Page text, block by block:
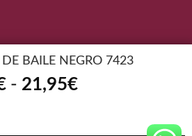
derechos reservados |
BAILE NEGRO 7423
- 21,95€Rango